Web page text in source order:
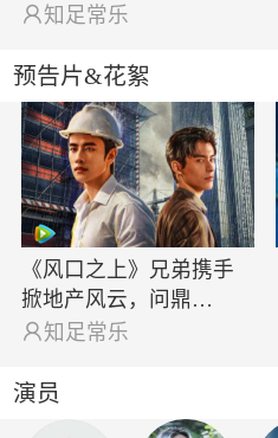
 知足常乐
预告片&花絮
《风口之上》兄弟携手
掀地产风云，问鼎…
 知足常乐
演员